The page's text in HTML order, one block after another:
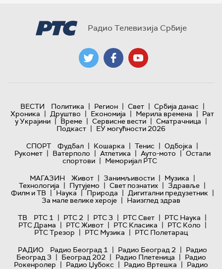
Радио Телевизија Србије
ВЕСТИ Политика | Регион | Свет | Србија данас |
Хроника | Друштво | Економија | Мерила времена | Рат
у Украјини | Време | Сервисне вести | Сматрачница |
Подкаст | ЕУ могућности 2026
СПОРТ
Фудбал | Кошарка | Тенис | Одбојка |
Рукомет | Ватерполо | Атлетика | Ауто-мото | Остали
спортови | Меморијал РТС
МАГАЗИН
Живот | Занимљивости | Музика |
Технологијa | Путујемо | Свет познатих | Здравље |
Филм и ТВ | Наука | Природа | Дигитални предузетник |
За мале велике хероје | Наизглед здрав
ТВ
РТС 1 | РТС 2 | РТС 3 | РТС Свет | РТС Наука |
РТС Драма | РТС Живот | РТС Класика | РТС Коло |
РТС Трезор | РТС Музика | РТС Полетарац
РАДИО
Радио Београд 1 | Радио Београд 2 | Радио
Београд 3 | Београд 202 | Радио Плетеница | Радио
Рокенролер | Радио Џубокс | Радио Вртешка | Радио